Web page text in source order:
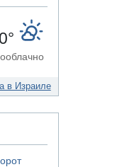
в Израиле